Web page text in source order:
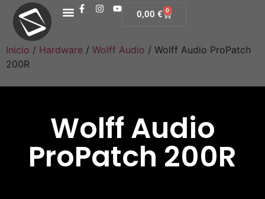
0,00 € 0
Inicio / Hardware / Wolff Audio / Wolff Audio ProPatch
200R
Wolff Audio
ProPatch 200R